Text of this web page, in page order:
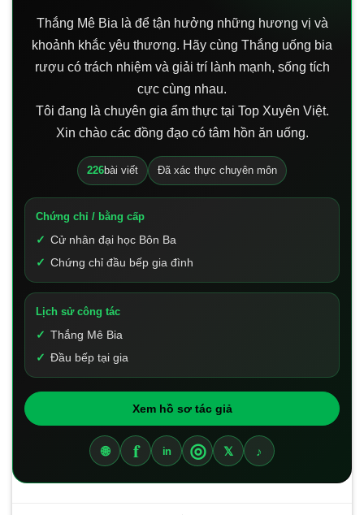
Thắng Mê Bia là để tận hưởng những hương vị và
khoảnh khắc yêu thương. Hãy cùng Thắng uống bia
rượu có trách nhiệm và giải trí lành mạnh, sống tích
cực cùng nhau.
Tôi đang là chuyên gia ẩm thực tại Top Xuyên Việt.
Xin chào các đồng đạo có tâm hồn ăn uống.
226bài viết Đã xác thực chuyên môn
Chứng chỉ / bằng cấp
Cử nhân đại học Bôn Ba
Chứng chỉ đầu bếp gia đình
Lịch sử công tác
Thắng Mê Bia
Đầu bếp tại gia
Xem hồ sơ tác giả
🌐 f in ◎ 𝕏 ♪